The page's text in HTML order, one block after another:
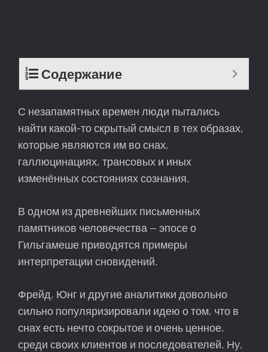
Содержание
С незапамятных времен люди пытались
найти какой-то скрытый смысл в тех образах,
которые являются им во снах,
галлюцинациях, трансовых и иных
изменённых состояниях сознания.
В одном из древнейших письменных
памятников человечества — эпосе о
Гильгамеше приводятся примеры
интерпретации сновидений.
Фрейд, Юнг и другие аналитики довольно
сильно популяризировали идею о том, что в
снах есть нечто сокрытое и очень ценное,
среди своих клиентов и последователей. Ну,